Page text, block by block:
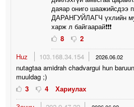
даяар ониго шаажийсдээ
ДАРАНГУЙЛАГЧ үхлийн
харж л байгаарай❗️❗️❗️
8
2
Huz
103.168.34.154 2026.06.02
nutagtaa amidrah chadvargui hun
muuldag ;)
3
4
Хариулах